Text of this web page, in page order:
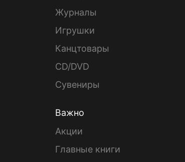
Журналы
Игрушки
Канцтовары
CD/DVD
Сувениры
Важно
Акции
Главные книги